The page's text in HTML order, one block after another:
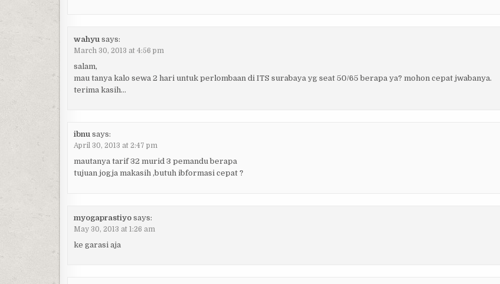
wahyu says:
March 30, 2013 at 4:56 pm
salam,
mau tanya kalo sewa 2 hari untuk perlombaan di ITS surabaya yg seat 50/65 berapa ya? mohon cepat jwabanya.
terima kasih…
ibnu says:
April 30, 2013 at 2:47 pm
mautanya tarif 32 murid 3 pemandu berapa
tujuan jogja makasih ,butuh ibformasi cepat ?
myogaprastiyo says:
May 30, 2013 at 1:26 am
ke garasi aja